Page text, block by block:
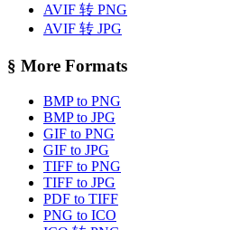
AVIF 转 PNG
AVIF 转 JPG
§ More Formats
BMP to PNG
BMP to JPG
GIF to PNG
GIF to JPG
TIFF to PNG
TIFF to JPG
PDF to TIFF
PNG to ICO